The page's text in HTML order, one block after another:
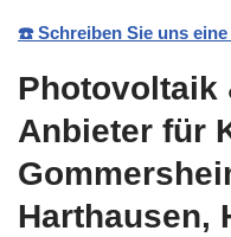
☎️ Schreiben Sie uns eine
Photovoltaik
Anbieter für
Harthausen,